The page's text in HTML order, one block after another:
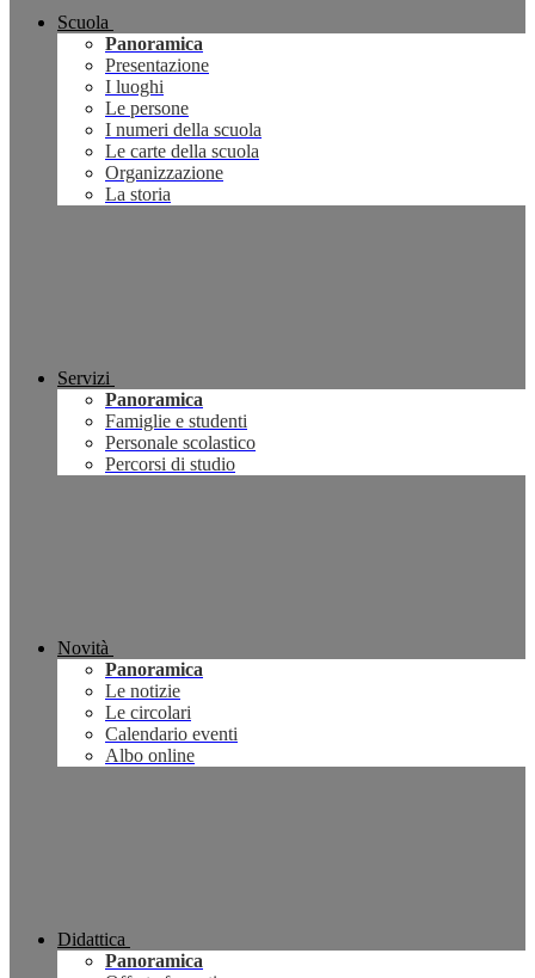
Scuola
Panoramica
Presentazione
I luoghi
Le persone
I numeri della scuola
Le carte della scuola
Organizzazione
La storia
Servizi
Panoramica
Famiglie e studenti
Personale scolastico
Percorsi di studio
Novità
Panoramica
Le notizie
Le circolari
Calendario eventi
Albo online
Didattica
Panoramica